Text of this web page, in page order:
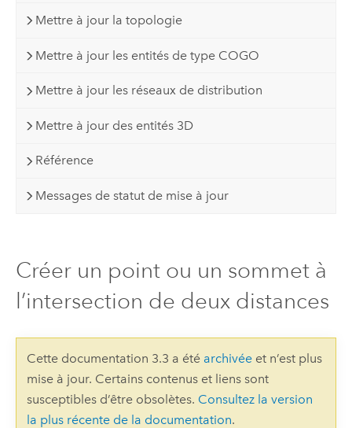
Mettre à jour la topologie
Mettre à jour les entités de type COGO
Mettre à jour les réseaux de distribution
Mettre à jour des entités 3D
Référence
Messages de statut de mise à jour
Créer un point ou un sommet à
l’intersection de deux distances
Cette documentation 3.3 a été archivéeet n’est plus
mise à jour. Certains contenus et liens sont
susceptibles d’être obsolètes. Consultez la version
la plus récente de la documentation.